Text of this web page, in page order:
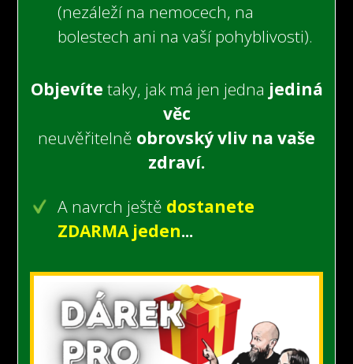
(nezáleží na nemocech, na
bolestech ani na vaší pohyblivosti).
Objevíte taky, jak má jen jedna jediná
věc
neuvěřitelně obrovský vliv na vaše
zdraví.
A navrch ještě dostanete
ZDARMA jeden...